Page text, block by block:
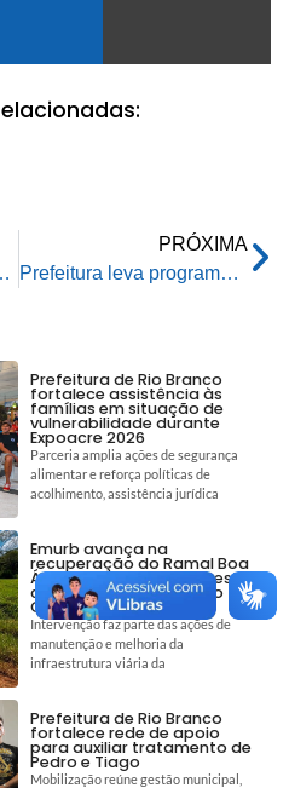
de 2026
PRÓXIMA
Prefeitura leva programa de combate ao tabagismo à empresa Solar Coca-Cola
Prefeitura de Rio Branco
fortalece assistência às
famílias em situação de
vulnerabilidade durante
Expoacre 2026
Parceria amplia ações de segurança
alimentar e reforça políticas de
acolhimento, assistência jurídica
Emurb avança na
recuperação do Ramal Boa
Água e garante melhores
condições de acesso no
Quixadá
Intervenção faz parte das ações de
manutenção e melhoria da
infraestrutura viária da
Prefeitura de Rio Branco
fortalece rede de apoio
para auxiliar tratamento de
Pedro e Tiago
Mobilização reúne gestão municipal,